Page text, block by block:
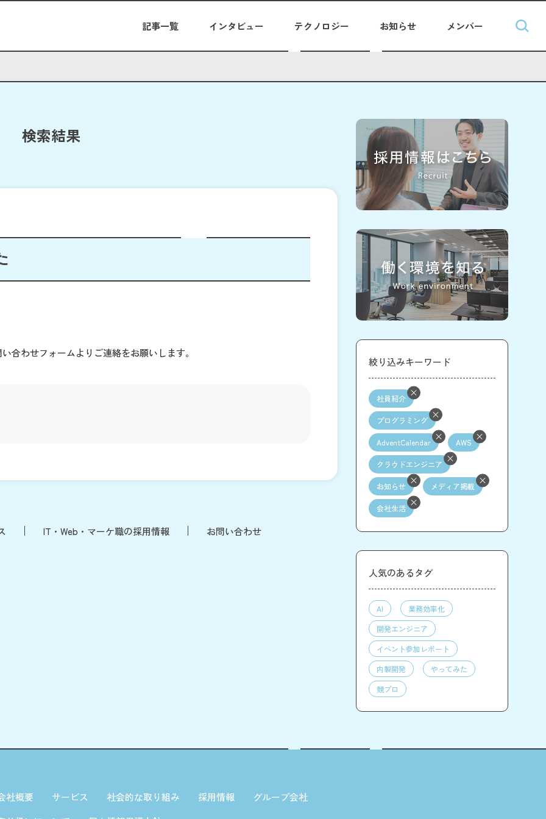
記事一覧 インタビュー テクノロジー お知らせ メンバー
検索結果
合わせフォームよりご連絡をお願いします。
IT・Web・マーケ職の採用情報 お問い合わせ
絞り込みキーワード
社員紹介
プログラミング
AdventCalendar AWS
クラウドエンジニア
お知らせ メディア掲載
会社生活
人気のあるタグ
AI
業務効率化
開発エンジニア
イベント参加レポート
内製開発
やってみた
競プロ
社概要 サービス 社会的な取り組み 採用情報
グループ会社